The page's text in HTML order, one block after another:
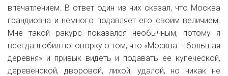
впечатлением. В ответ один из них сказал, что Москва
грандиозна и немного подавляет его своим величием.
Мне такой ракурс показался необычным, потому я
всегда любил поговорку о том, что «Москва – большая
деревня» и привык видеть и подавать ее купеческой,
деревенской, дворовой, лихой, удалой, но никак не